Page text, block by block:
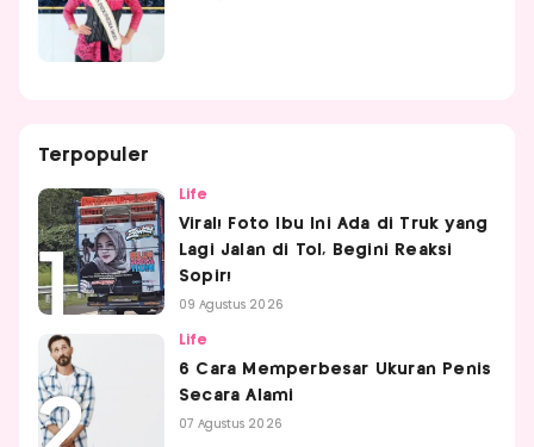
Terpopuler
Life
Viral! Foto Ibu Ini Ada di Truk yang
Lagi Jalan di Tol, Begini Reaksi
Sopir!
09 Agustus 2026
Life
6 Cara Memperbesar Ukuran Penis
Secara Alami
07 Agustus 2026